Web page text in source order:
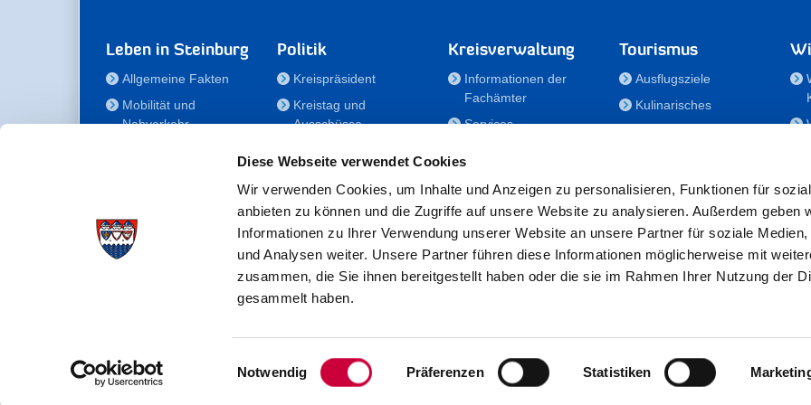
Diese Webseite verwendet Cookies
Wir verwenden Cookies, um Inhalte und Anzeigen zu personalisieren, Funktionen für
anbieten zu können und die Zugriffe auf unsere Website zu analysieren. Außerdem geben
Informationen zu Ihrer Verwendung unserer Website an unsere Partner für soziale Medien,
und Analysen weiter. Unsere Partner führen diese Informationen möglicherweise mit
zusammen, die Sie ihnen bereitgestellt haben oder die sie im Rahmen Ihrer Nutzung der
gesammelt haben.
Einwilligungsauswahl
Notwendig Präferenzen Statistiken
Leben in Steinburg
Allgemeine Fakten
Mobilität und
Nahverkehr
Gesundheit
Bildung
Politik
Kreispräsident
Kreistag und
Ausschüsse
für Menschen mit
Behinderung
Der
Kreisseniorenbeirat
Förderstiftung
Fördergesellschaft/Sportförderung
Kreisverwaltung
Informationen der
Fachämter
Services
Nachwuchskräfte
Notdienste
Formulare/Downloads
RSS-Feeds
Tourismus
Ausflugsziele
Kulinarisches
Veranstaltungen
Kreisverwaltung Steinburg · Viktoriastraße 16-18 · 25524 Itzehoe · Telefon: 04821/69-0 · Fax: 04821/699-356 · E-Mail:
Datenschutz·Impressum Hinweisgeberschutzgesetz